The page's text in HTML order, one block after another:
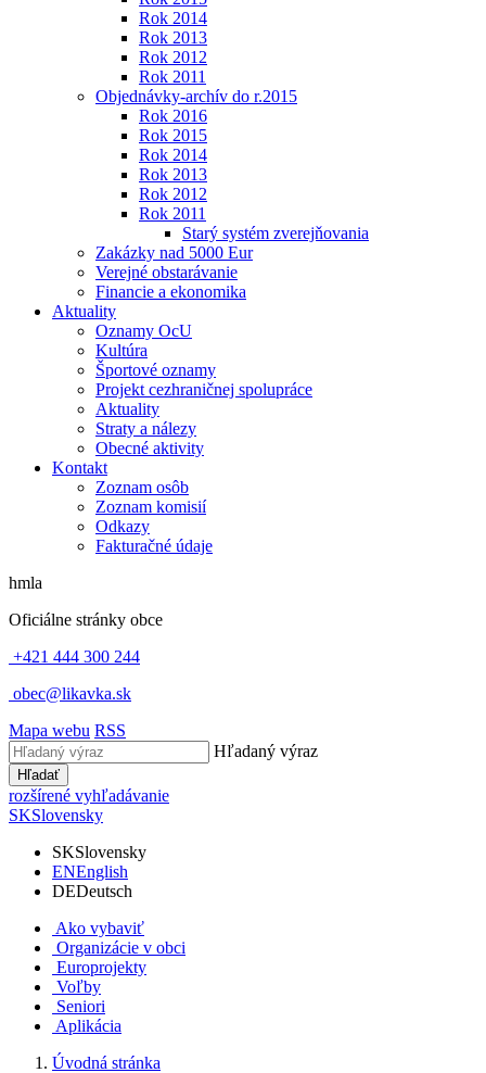
Rok 2014
Rok 2013
Rok 2012
Rok 2011
Objednávky-archív do r.2015
Rok 2016
Rok 2015
Rok 2014
Rok 2013
Rok 2012
Rok 2011
Starý systém zverejňovania
Zakázky nad 5000 Eur
Verejné obstarávanie
Financie a ekonomika
Aktuality
Oznamy OcU
Kultúra
Športové oznamy
Projekt cezhraničnej spolupráce
Aktuality
Straty a nálezy
Obecné aktivity
Kontakt
Zoznam osôb
Zoznam komisií
Odkazy
Fakturačné údaje
hmla
Oficiálne stránky obce
+421 444 300 244
obec@likavka.sk
Mapa webu RSS
Hľadaný výraz
Hľadať
rozšírené vyhľadávanie
SKSlovensky
SKSlovensky
ENEnglish
DEDeutsch
Ako vybaviť
Organizácie v obci
Europrojekty
Voľby
Seniori
Aplikácia
Úvodná stránka